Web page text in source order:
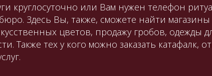
круглосуточно или Вам нужен телефон
Здесь Вы, также, сможете найти
цветов, продажу гробов, одежды
тех у кого можно заказать катафалк,